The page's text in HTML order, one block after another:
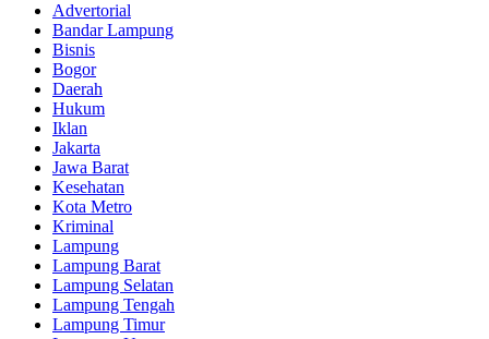
Advertorial
Bandar Lampung
Bisnis
Bogor
Daerah
Hukum
Iklan
Jakarta
Jawa Barat
Kesehatan
Kota Metro
Kriminal
Lampung
Lampung Barat
Lampung Selatan
Lampung Tengah
Lampung Timur